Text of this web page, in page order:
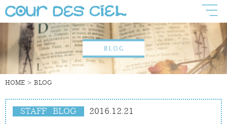
HOME BLOG
STAFF BLOG 2016.12.21